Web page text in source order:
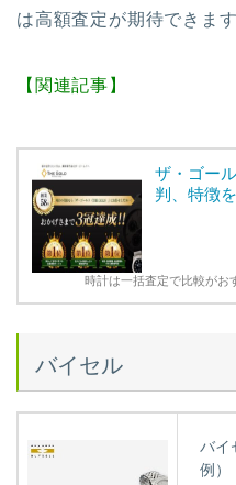
は高額査定が期待できます
【関連記事】
ザ・ゴー
判、特徴
時計は一括査定で比較がお
バイセル
バイ
例）